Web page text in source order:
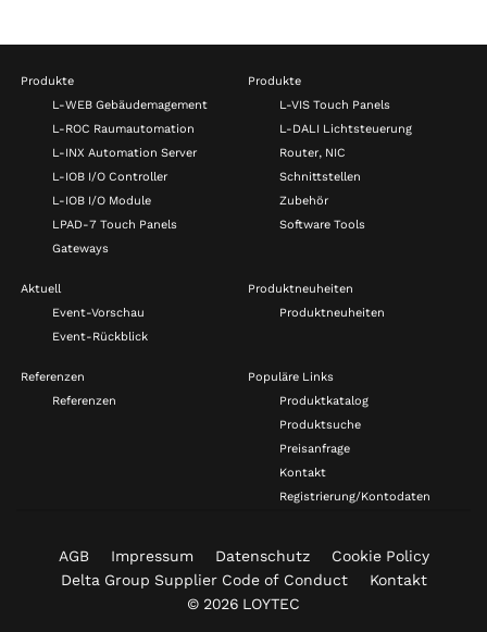
Produkte
L-WEB Gebäudemagement
L-ROC Raumautomation
L-INX Automation Server
L-IOB I/O Controller
L-IOB I/O Module
LPAD-7 Touch Panels
Gateways
Produkte
L-VIS Touch Panels
L-DALI Lichtsteuerung
Router, NIC
Schnittstellen
Zubehör
Software Tools
Aktuell
Event-Vorschau
Event-Rückblick
Produktneuheiten
Produktneuheiten
Referenzen
Referenzen
Populäre Links
Produktkatalog
Produktsuche
Preisanfrage
Kontakt
Registrierung/Kontodaten
AGB Impressum Datenschutz
Cookie Policy
Delta Group Supplier Code of Conduct
Kontakt
© 2026 LOYTEC